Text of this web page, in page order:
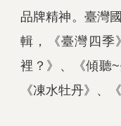
品牌精神。臺灣
輯 ，《臺灣四
裡？》、《傾聽~
《凍水牡丹》、